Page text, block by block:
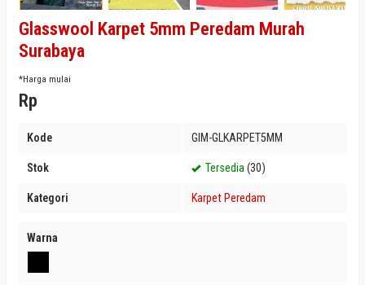
Glasswool Karpet 5mm Peredam Murah
Surabaya
*Harga mulai
Rp
Kode GIM-GLKARPET5MM
Stok Tersedia (30)
Kategori Karpet Peredam
Warna